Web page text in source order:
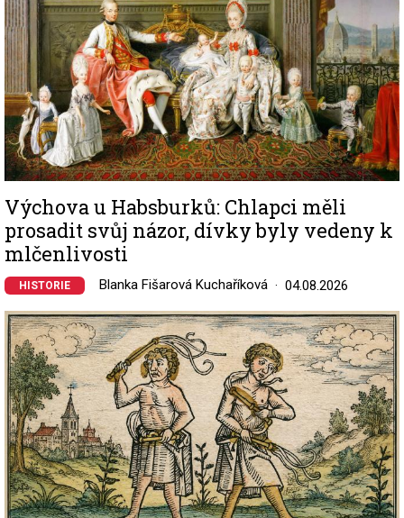
Výchova u Habsburků: Chlapci měli
prosadit svůj názor, dívky byly vedeny k
mlčenlivosti
HISTORIE Blanka Fišarová Kuchaříková 04.08.2026
Image